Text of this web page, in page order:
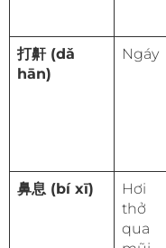
打鼾 (dǎ
hān)
Ngáy
鼻息 (bí xī)
Hơi
thở
qua